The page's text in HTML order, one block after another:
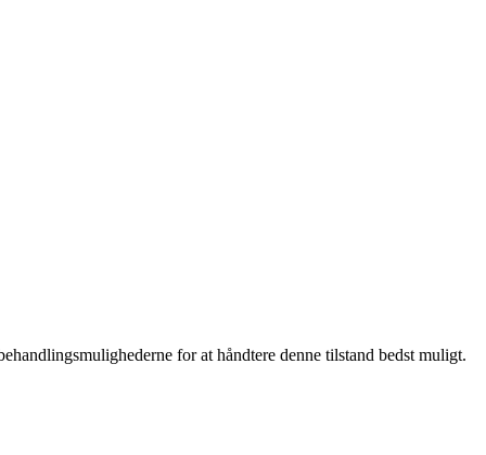
for at håndtere denne tilstand bedst muligt.